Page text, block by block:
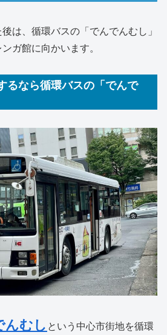
は、循環バスの「でんでんむし」
ガ館に向かいます。
るなら循環バスの「でんで
んむし という中心市街地を循環